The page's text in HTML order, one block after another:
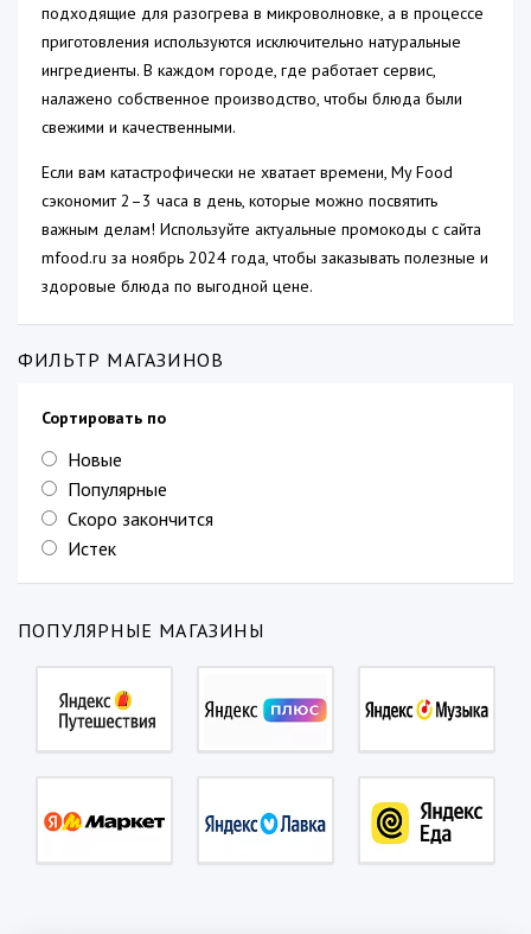
подходящие для разогрева в микроволновке, а в процессе
приготовления используются исключительно натуральные
ингредиенты. В каждом городе, где работает сервис,
налажено собственное производство, чтобы блюда были
свежими и качественными.
Если вам катастрофически не хватает времени, My Food
сэкономит 2–3 часа в день, которые можно посвятить
важным делам! Используйте актуальные промокоды с сайта
mfood.ru за ноябрь 2024 года, чтобы заказывать полезные и
здоровые блюда по выгодной цене.
ФИЛЬТР МАГАЗИНОВ
Сортировать по
Новые
Популярные
Скоро закончится
Истек
ПОПУЛЯРНЫЕ МАГАЗИНЫ